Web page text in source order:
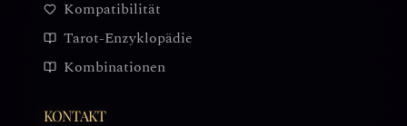
Kompatibilität
Tarot-Enzyklopädie
Kombinationen
KONTAKT